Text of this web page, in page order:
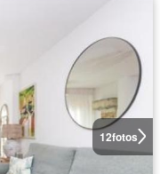
12fotos